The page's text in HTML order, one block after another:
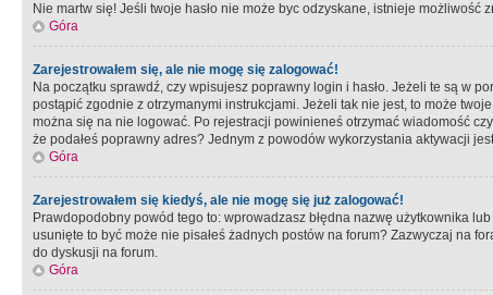
Nie martw się! Jeśli twoje hasło nie może byc odzyskane, istnieje
Góra
Zarejestrowałem się, ale nie mogę się zalogować!
Na początku sprawdź, czy wpisujesz poprawny login i hasło. Jeżeli te są w
postąpić zgodnie z otrzymanymi instrukcjami. Jeżeli tak nie jest, to może
można się na nie logować. Po rejestracji powinieneś otrzymać wiadomość
że podałeś poprawny adres? Jednym z powodów wykorzystania aktywacji
Góra
Zarejestrowałem się kiedyś, ale nie mogę się już zalogować!
Prawdopodobny powód tego to: wprowadzasz błędna nazwę użytkownika
usunięte to być może nie pisałeś żadnych postów na forum? Zazwyczaj na
do dyskusji na forum.
Góra